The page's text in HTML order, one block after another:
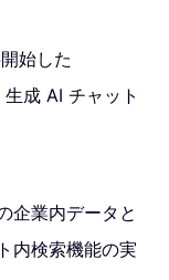
始した
成 AI チャット
企業内データと
内検索機能の実